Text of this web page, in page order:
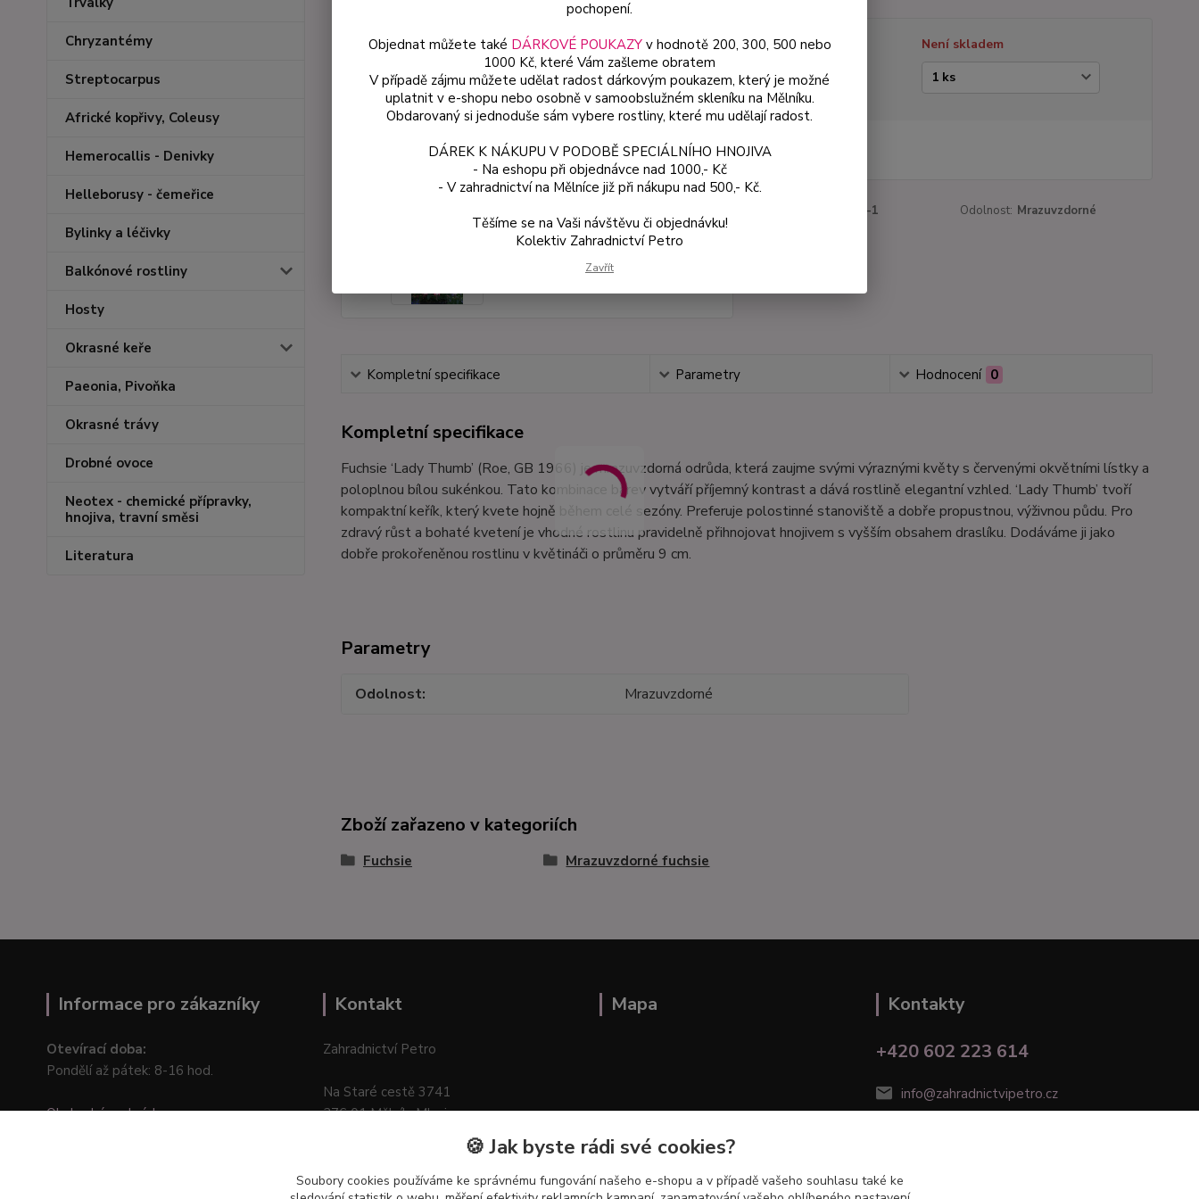
Chryzantémy
Streptocarpus
Africké kopřivy, Coleusy
Hemerocallis - Denivky
Helleborusy - čemeřice
Bylinky a léčivky
Balkónové rostliny
Hosty
Okrasné keře
Paeonia, Pivoňka
Okrasné trávy
Drobné ovoce
Neotex - chemické přípravky,
hnojiva, travní směsi
Literatura
Dostupnost
Není skladem
Varianta
299-1 Odolnost: Mrazuvzdorné
Kompletní specifikace Parametry Hodnocení 0
Kompletní specifikace
Fuchsie ‘Lady Thumb’ (Roe, GB 1966) je mrazuvzdorná odrůda, která zaujme svými výraznými květy s červenými okvětními lístky a
poloplnou bílou sukénkou. Tato kombinace barev vytváří příjemný kontrast a dává rostlině elegantní vzhled. ‘Lady Thumb’ tvoří
kompaktní keřík, který kvete hojně během celé sezóny. Preferuje polostinné stanoviště a dobře propustnou, výživnou půdu. Pro
zdravý růst a bohaté kvetení je vhodné rostlinu pravidelně přihnojovat hnojivem s vyšším obsahem draslíku. Dodáváme ji jako
dobře prokořeněnou rostlinu v květináči o průměru 9 cm.
Parametry
Odolnost Mrazuvzdorné
Zboží zařazeno v kategoriích
Fuchsie Mrazuvzdorné fuchsie
Informace pro zákazníky
Otevírací doba:
Pondělí až pátek: 8-16 hod.
Obchodní podmínky
Kontakt
Zahradnictví Petro
Na Staré cestě 3741
276 01 Mělník–Mlazice
Mapa
Kontakty
+420 602 223 614
info@zahradnictvipetro.cz
pochopení.
Objednat můžete také DÁRKOVÉ POUKAZYv hodnotě 200, 300, 500 nebo
1000 Kč, které Vám zašleme obratem
V případě zájmu můžete udělat radost dárkovým poukazem, který je možné
uplatnit v e-shopu nebo osobně v samoobslužném skleníku na Mělníku.
Obdarovaný si jednoduše sám vybere rostliny, které mu udělají radost.
DÁREK K NÁKUPU V PODOBĚ SPECIÁLNÍHO HNOJIVA
- Na eshopu při objednávce nad 1000,- Kč
- V zahradnictví na Mělníce již při nákupu nad 500,- Kč.
Těšíme se na Vaši návštěvu či objednávku!
Kolektiv Zahradnictví Petro
Zavřít
🍪 Jak byste rádi své cookies?
Soubory cookies používáme ke správnému fungování našeho e-shopu a v případě vašeho souhlasu také ke